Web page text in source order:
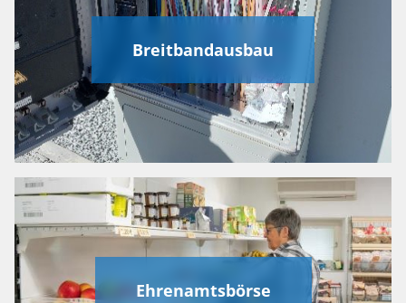
Breitbandausbau
Ehrenamtsbörse